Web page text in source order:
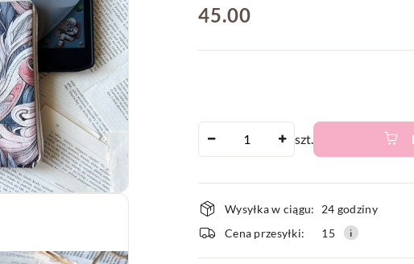
cena:
45.00
szt.
Dostępność
i
dostawa
Wysyłka w ciągu:
24 godziny
Cena przesyłki:
15